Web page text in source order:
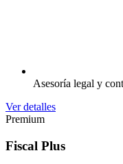
Asesoría legal y
Ver detalles
Premium
Fiscal Plus